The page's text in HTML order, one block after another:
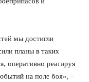
мы достигли
планы в таких
оперативно реагируя
на поле боя», –